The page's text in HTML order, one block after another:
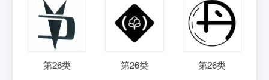
第26类 第26类 第26类